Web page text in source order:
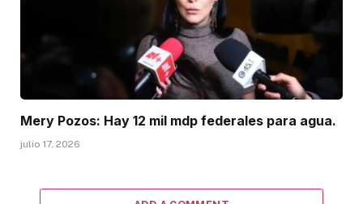
Mery Pozos: Hay 12 mil mdp federales para agua.
julio 17, 2026